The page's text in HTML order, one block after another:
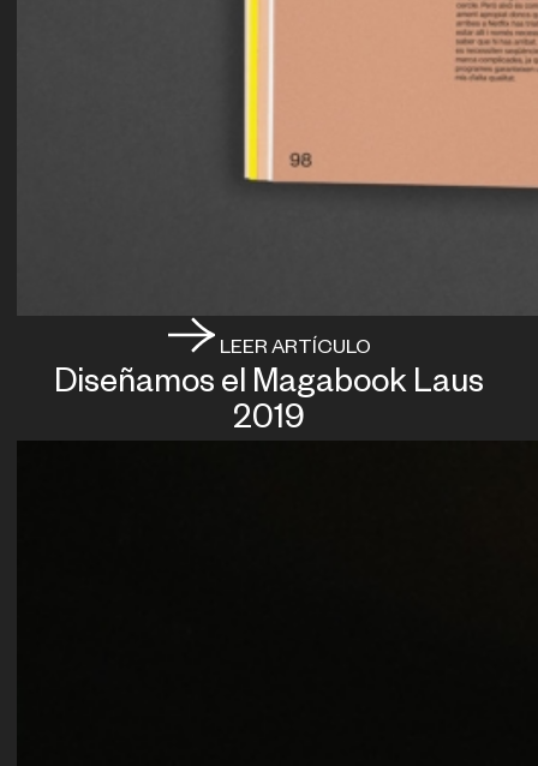
LEER ARTÍCULO
Diseñamos el Magabook Laus
2019